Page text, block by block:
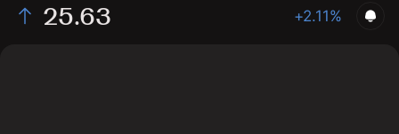
25.63 +2.11%